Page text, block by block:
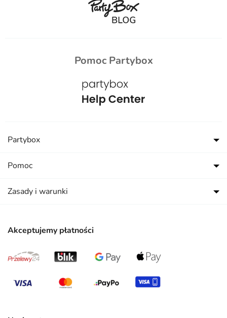
Pomoc Partybox
Akceptujemy płatności
Partybox
Pomoc
Zasady i warunki